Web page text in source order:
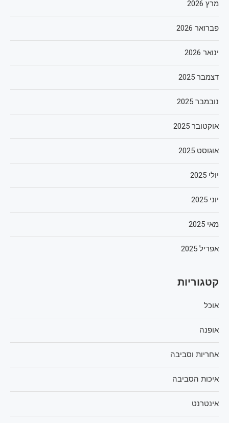
מרץ 2026
פברואר 2026
ינואר 2026
דצמבר 2025
נובמבר 2025
אוקטובר 2025
אוגוסט 2025
יולי 2025
יוני 2025
מאי 2025
אפריל 2025
קטגוריות
אוכל
אופנה
אחריות וסביבה
איכות הסביבה
אינטרנט